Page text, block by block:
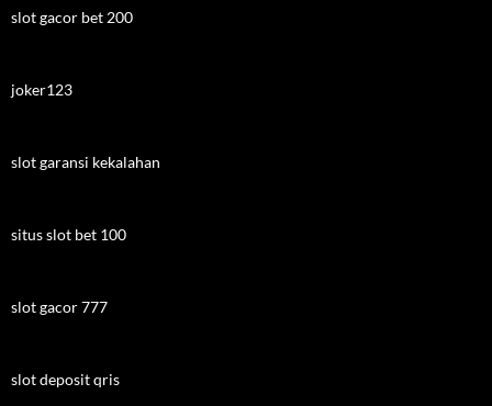
slot gacor bet 200
joker123
slot garansi kekalahan
situs slot bet 100
slot gacor 777
slot deposit qris